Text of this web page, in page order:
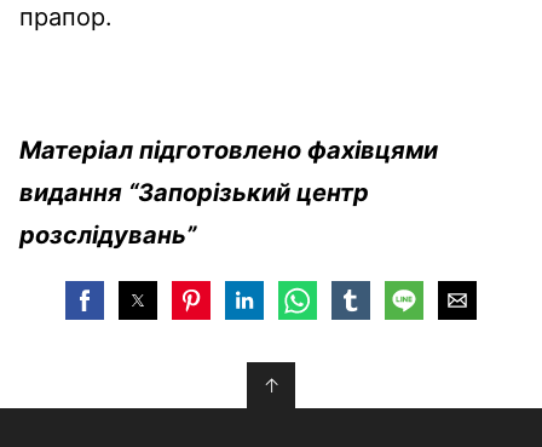
прапор.
Матеріал підготовлено фахівцями
видання “Запорізький центр
розслідувань”
↑